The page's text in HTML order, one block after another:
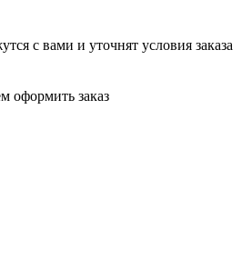
с вами и уточнят условия заказа
оформить заказ